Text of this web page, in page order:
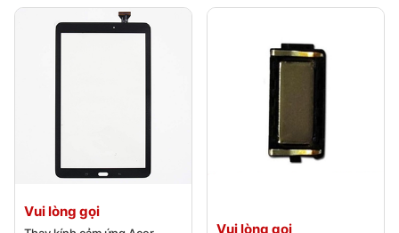
Vui lòng gọi
Vui lòng gọi